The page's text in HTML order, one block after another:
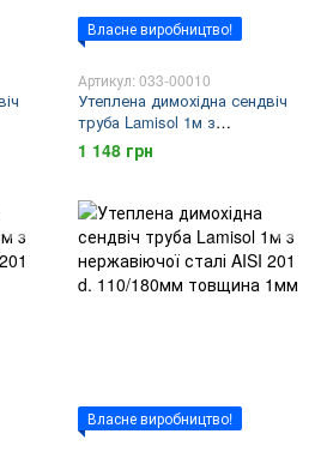
d.
Власне виробництво!
Артикул: 033-00010
Утеплена димохідна сендвіч
труба Lamisol 1м з
нержавіючої сталі AISI 201 d.
110/180мм товщина 0,6мм
1 148 грн
Власне виробництво!